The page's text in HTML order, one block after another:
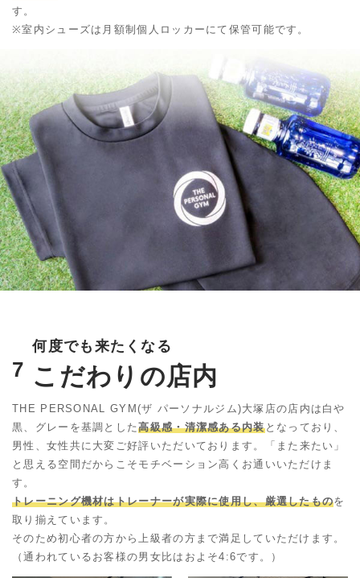
す。
※室内シューズは月額制個人ロッカーにて保管可能です。
7
何度でも来たくなる
こだわりの店内
THE PERSONAL GYM(ザ パーソナルジム)大塚店の店内は白や
黒、 グレーを基調とした高級感・清潔感ある内装となっており、
男性、女性共に大変ご好評いただいております。
「また来たい」
と思える空間だからこそモチベーション高くお通いいただけま
す。
トレーニング機材はトレーナーが実際に使用し、厳選したものを
取り揃えています。
そのため初心者の方から上級者の方まで満足していただけます。
（通われているお客様の男女比はおよそ4:6です。）